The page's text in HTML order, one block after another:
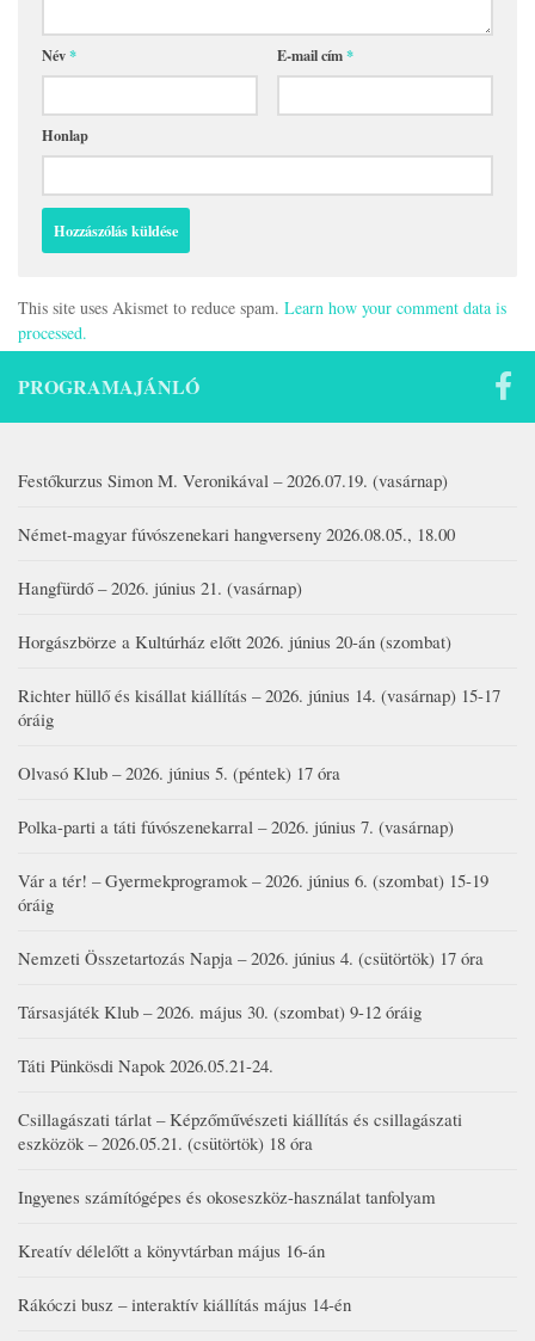
Név* E-mail cím*
Honlap
This site uses Akismet to reduce spam. Learn how your comment data is
processed.
PROGRAMAJÁNLÓ
Festőkurzus Simon M. Veronikával – 2026.07.19. (vasárnap)
Német-magyar fúvószenekari hangverseny 2026.08.05., 18.00
Hangfürdő – 2026. június 21. (vasárnap)
Horgászbörze a Kultúrház előtt 2026. június 20-án (szombat)
Richter hüllő és kisállat kiállítás – 2026. június 14. (vasárnap) 15-17
óráig
Olvasó Klub – 2026. június 5. (péntek) 17 óra
Polka-parti a táti fúvószenekarral – 2026. június 7. (vasárnap)
Vár a tér! – Gyermekprogramok – 2026. június 6. (szombat) 15-19
óráig
Nemzeti Összetartozás Napja – 2026. június 4. (csütörtök) 17 óra
Társasjáték Klub – 2026. május 30. (szombat) 9-12 óráig
Táti Pünkösdi Napok 2026.05.21-24.
Csillagászati tárlat – Képzőművészeti kiállítás és csillagászati
eszközök – 2026.05.21. (csütörtök) 18 óra
Ingyenes számítógépes és okoseszköz-használat tanfolyam
Kreatív délelőtt a könyvtárban május 16-án
Rákóczi busz – interaktív kiállítás május 14-én